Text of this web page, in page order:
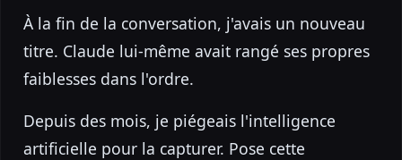
À la fin de la conversation, j'avais un nouveau
titre. Claude lui-même avait rangé ses propres
faiblesses dans l'ordre.
Depuis des mois, je piégeais l'intelligence
artificielle pour la capturer. Pose cette